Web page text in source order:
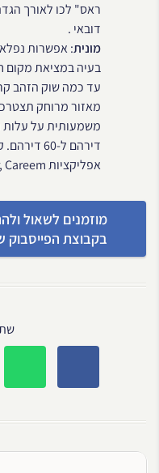
ראס" לכו לאורך
דובאי .
מונית: אפשרות
בעיה במציאת מקום
עד כמה שוק הזהב
מאזור מרוחק
דירהם ל-
אפליקציות Uber, Careem או RTA או תפסו מונית ברחוב.
מוזמנים לשאול
בקבוצת הפייסבוק